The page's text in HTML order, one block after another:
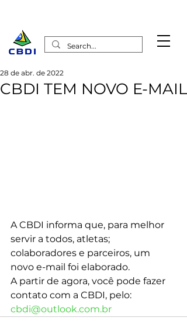
CBDI TEM NOVO E-MAIL
28 de abr. de 2022
A CBDI informa que, para melhor
servir a todos, atletas;
colaboradores e parceiros, um
novo e-mail foi elaborado.
A partir de agora, você pode fazer
contato com a CBDI, pelo:
cbdi@outlook.com.br